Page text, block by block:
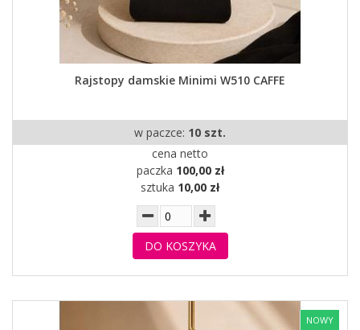
Rajstopy damskie Minimi W510 CAFFE
w paczce: 10 szt.
cena netto
paczka 100,00 zł
sztuka 10,00 zł
DO KOSZYKA
NOWY